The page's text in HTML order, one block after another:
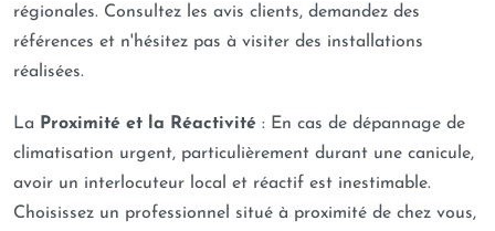
régionales. Consultez les avis clients, demandez des
références et n'hésitez pas à visiter des installations
réalisées.
La Proximité et la Réactivité : En cas de dépannage de
climatisation urgent, particulièrement durant une canicule,
avoir un interlocuteur local et réactif est inestimable.
Choisissez un professionnel situé à proximité de chez vous,